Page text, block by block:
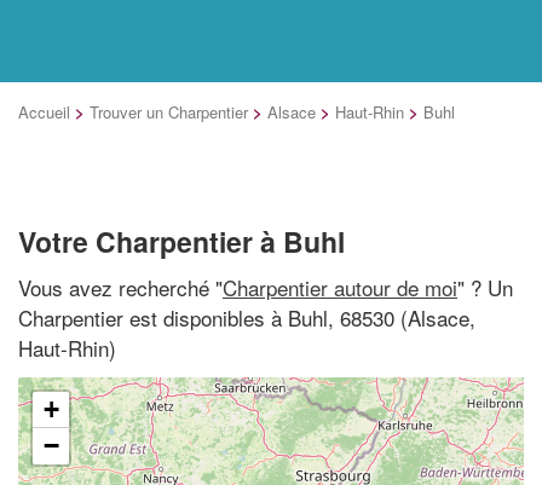
Accueil > Trouver un Charpentier > Alsace > Haut-Rhin > Buhl
Votre Charpentier à Buhl
Vous avez recherché "Charpentier autour de moi" ? Un
Charpentier est disponibles à Buhl, 68530 (Alsace,
Haut-Rhin)
+
−